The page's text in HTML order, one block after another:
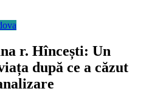
r. Hîncești: Un
după ce a căzut